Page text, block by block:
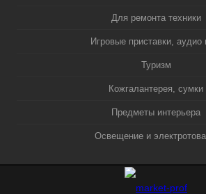
Для ремонта техники
Игровые приставки, аудио
Туризм
Кожгалантерея, сумки
Предметы интерьера
Освещение и